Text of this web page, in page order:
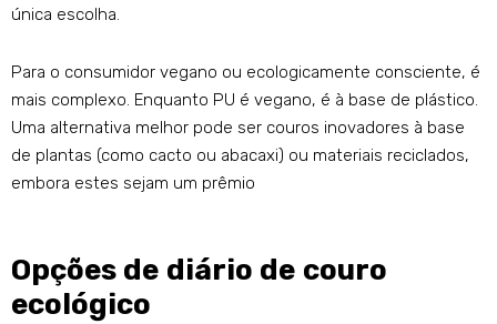
única escolha.
Para o consumidor vegano ou ecologicamente consciente, é
mais complexo. Enquanto PU é vegano, é à base de plástico.
Uma alternativa melhor pode ser couros inovadores à base
de plantas (como cacto ou abacaxi) ou materiais reciclados,
embora estes sejam um prêmio
Opções de diário de couro
ecológico